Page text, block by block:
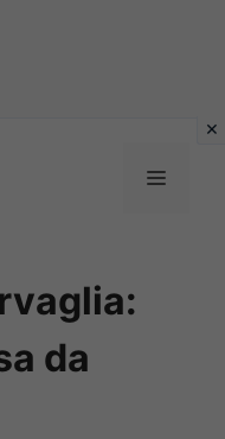
MENU
da